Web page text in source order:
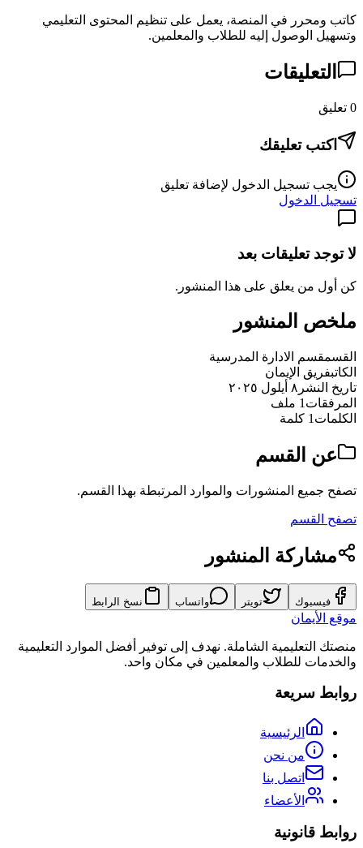
كاتب ومحرر في المنصة، يعمل على تنظيم المحتوى التعليمي
وتسهيل الوصول إليه للطلاب والمعلمين.
التعليقات
0 تعليق
اكتب تعليقك
يجب تسجيل الدخول لإضافة تعليق
تسجيل الدخول
لا توجد تعليقات بعد
كن أول من يعلق على هذا المنشور.
ملخص المنشور
القسمقسم الادارة المدرسية
الكاتبفريق الإيمان
تاريخ النشر ٨ أيلول ٢٠٢٥
المرفقات 1 ملف
الكلمات 1 كلمة
عن القسم
تصفح جميع المنشورات والموارد المرتبطة بهذا القسم.
تصفح القسم
مشاركة المنشور
فيسبوك تويتر واتساب نسخ الرابط
موقع الأيمان
منصتك التعليمية الشاملة. نهدف إلى توفير أفضل الموارد التعليمية
والخدمات للطلاب والمعلمين في مكان واحد.
روابط سريعة
الرئيسية
من نحن
اتصل بنا
الأعضاء
روابط قانونية